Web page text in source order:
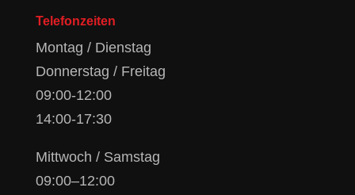
Telefonzeiten
Montag / Dienstag
Donnerstag / Freitag
09:00-12:00
14:00-17:30
Mittwoch / Samstag
09:00–12:00